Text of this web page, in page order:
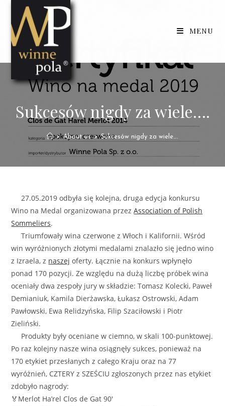
content
MENU
Sukcesów nigdy za wiele….
> About us > Sukcesów nigdy za wiele….
27.05.2019 odbyła się kolejna, druga edycja konkursu
Wino na Medal organizowana przezAssociation of Polish
Sommeliers.
Triumfowały wina czerwone z Włoch i Kalifornii. Wśród
win wyróżnionych złotymi medalami znalazło się jedno wino
z Izraela, z naszej oferty. Łącznie na konkurs wpłynęło
ponad 170 pozycji. Ze względu na dużą liczbę próbek wina
oceniały dwa zespoły jury w składzie: Tomasz Kolecki, Paweł
Demianiuk, Kamila Dierżawska, Łukasz Ostrowski, Adam
Pawłowski, Ewa Relidzyńska, Filip Szaciłowski i Piotr
Zieliński.
Produkty były oceniane w ciemno, w skali 100-punktowej.
Po raz kolejny nasze wina osiągnęły sukces, ponieważ na
170 etykiet przesłanych z całego Kraju oraz na 77
wyróżnień, CZTERY z SZEŚCIU zgłoszonych przez nas etykiet
zdobyło nagrody:
🏅 Merlot Ha’rel Clos de Gat 90′